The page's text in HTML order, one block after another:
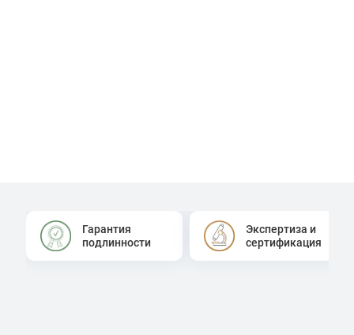
Гарантия
подлинности
Экспертиза и
сертификация